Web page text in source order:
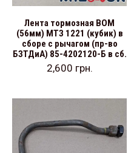
Лента тормозная ВОМ
(56мм) МТЗ 1221 (кубик) в
сборе с рычагом (пр-во
БЗТДиА) 85-4202120-Б в сб.
2,600 грн.